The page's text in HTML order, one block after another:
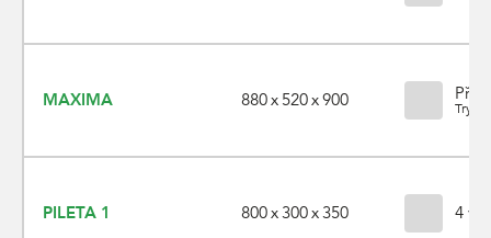
MAXIMA 880 x 520 x 900
PILETA 1 800 x 300 x 350 4